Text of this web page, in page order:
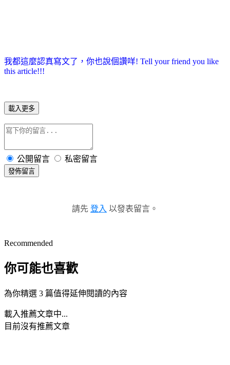
我都這麼認真寫文了，你也說個讚咩! Tell your friend you like
this article!!!
載入更多
公開留言 私密留言
發佈留言
請先 登入 以發表留言。
Recommended
你可能也喜歡
為你精選 3 篇值得延伸閱讀的內容
載入推薦文章中...
目前沒有推薦文章